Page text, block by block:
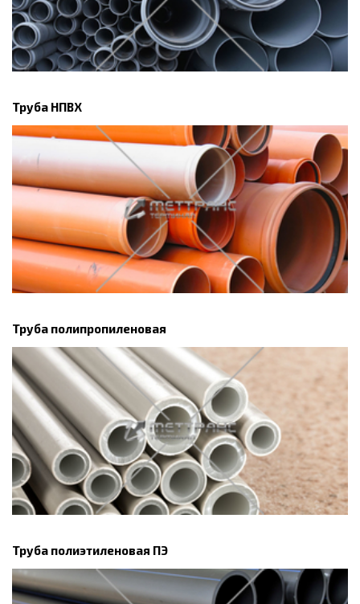
Труба НПВХ
Труба полипропиленовая
Труба полиэтиленовая ПЭ